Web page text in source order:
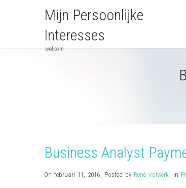
Mijn Persoonlijke
Interesses
welkom
Business Analyst
On februari 11, 2016, Posted by René Volwerk, In